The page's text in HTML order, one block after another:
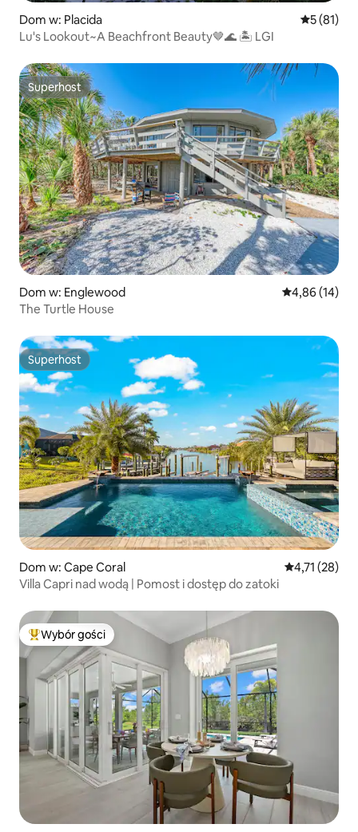
Dom w: Placida Średnia
5 (81)
Lu's Lookout~A Beachfront Beauty🤎🌊 🏝 LGI
Superhost
Superhost
Dom w: Englewood Średnia
4,86 (14)
The Turtle House
Superhost
Superhost
Dom w: Cape Coral Średnia
4,71 (28)
Villa Capri nad wodą | Pomost i dostęp do zatoki
Najpopularniejsze z kategorii Wybór gości
Wybór gości